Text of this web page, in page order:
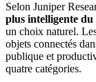
Selon Juniper
plus intelligente du
un choix naturel.
objets connectés
publique et
quatre catégories.